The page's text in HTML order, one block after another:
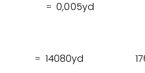
= 0,005yd
= 14080yd 17